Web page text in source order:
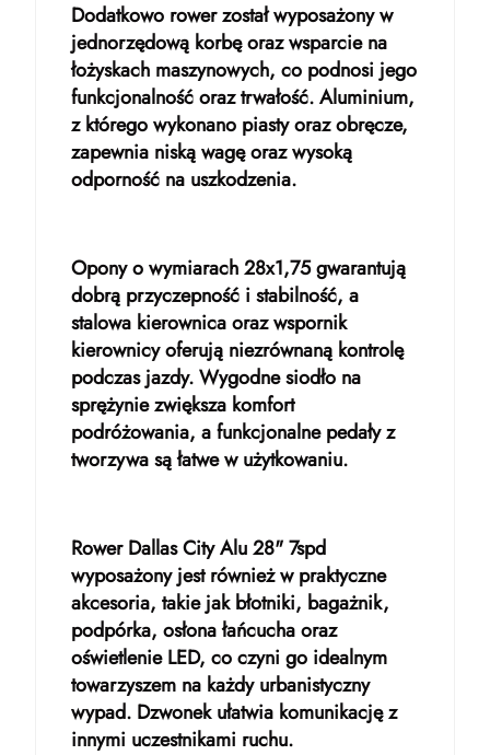
Dodatkowo rower został wyposażony w
jednorzędową korbę oraz wsparcie na
łożyskach maszynowych, co podnosi jego
funkcjonalność oraz trwałość. Aluminium,
z którego wykonano piasty oraz obręcze,
zapewnia niską wagę oraz wysoką
odporność na uszkodzenia.
Opony o wymiarach 28x1,75 gwarantują
dobrą przyczepność i stabilność, a
stalowa kierownica oraz wspornik
kierownicy oferują niezrównaną kontrolę
podczas jazdy. Wygodne siodło na
sprężynie zwiększa komfort
podróżowania, a funkcjonalne pedały z
tworzywa są łatwe w użytkowaniu.
Rower Dallas City Alu 28" 7spd
wyposażony jest również w praktyczne
akcesoria, takie jak błotniki, bagażnik,
podpórka, osłona łańcucha oraz
oświetlenie LED, co czyni go idealnym
towarzyszem na każdy urbanistyczny
wypad. Dzwonek ułatwia komunikację z
innymi uczestnikami ruchu.